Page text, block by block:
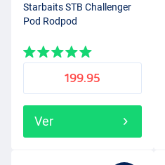
Starbaits STB Challenger
Pod Rodpod
199.95
Ver